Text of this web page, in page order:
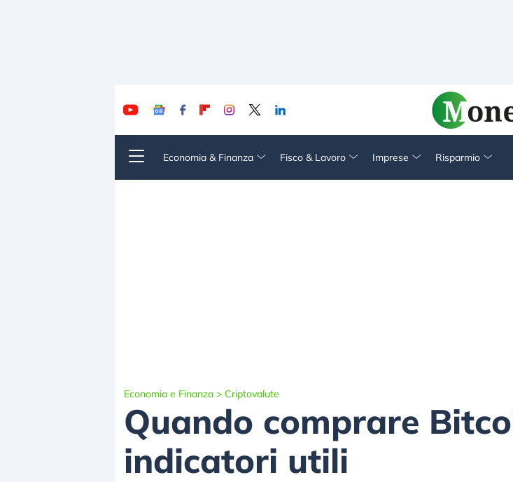
Economia & Finanza Fisco & Lavoro Imprese Risparmio
Economia e Finanza > Criptovalute
Quando comprare
indicatori utili